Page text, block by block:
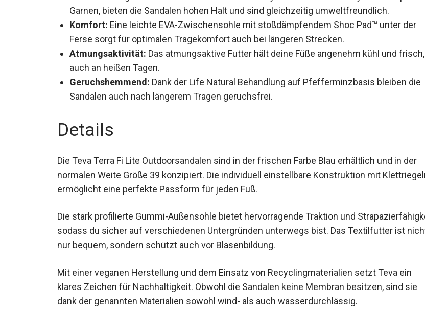
Repreve®-Garnen, bieten die Sandalen hohen Halt und sind gleichzeitig
umweltfreundlich.
Komfort:Eine leichte EVA-Zwischensohle mit stoßdämpfendem Shoc Pad™ unter der
Ferse sorgt für optimalen Tragekomfort auch bei längeren Strecken.
Atmungsaktivität:Das atmungsaktive Futter hält deine Füße angenehm kühl und frisch,
auch an heißen Tagen.
Geruchshemmend:Dank der Life Natural Behandlung auf Pfefferminzbasis bleiben die
Details
Die Teva Terra Fi Lite Outdoorsandalen sind in der frischen Farbe Blau erhältlich und in der
normalen Weite Größe 39 konzipiert. Die individuell einstellbare Konstruktion mit Klettriegeln
Die stark profilierte Gummi-Außensohle bietet hervorragende Traktion und
Strapazierfähigkeit, sodass du sicher auf verschiedenen Untergründen unterwegs bist. Das
Mit einer veganen Herstellung und dem Einsatz von Recyclingmaterialien setzt Teva ein
klares Zeichen für Nachhaltigkeit. Obwohl die Sandalen keine Membran besitzen, sind sie